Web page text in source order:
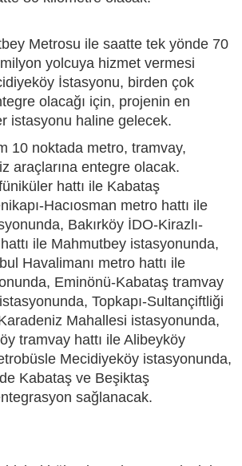
Metrosu ile saatte tek yönde 70
yolcuya hizmet vermesi
İstasyonu, birden çok
olacağı için, projenin en
istasyonu haline gelecek.
10 noktada metro, tramvay,
araçlarına entegre olacak.
hattı ile Kabataş
Hacıosman metro hattı ile
Bakırköy İDO-Kirazlı-
ile Mahmutbey istasyonunda,
Havalimanı metro hattı ile
Eminönü-Kabataş tramvay
Topkapı-Sultançiftliği
Mahallesi istasyonunda,
tramvay hattı ile Alibeyköy
Mecidiyeköy istasyonunda,
Kabataş ve Beşiktaş
sağlanacak.